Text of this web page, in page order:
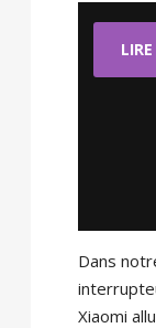
LIRE
Dans
Xiaomi